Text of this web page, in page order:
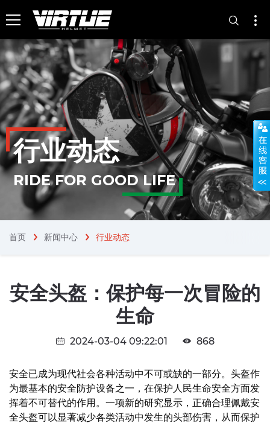
行业动态
RIDE FOR GOOD LIFE
首页 chevron_right
新闻中心 行业动态
安全头盔：保护每一次冒险的
生命
2024-03-04 09:22:01 868
安全已成为现代社会各种活动中不可或缺的一部分。头盔作
为最基本的安全防护设备之一，在保护人民生命安全方面发
挥着不可替代的作用。一项新的研究显示，正确合理佩戴安
全头盔可以显著减少各类活动中发生的头部伤害，从而保护